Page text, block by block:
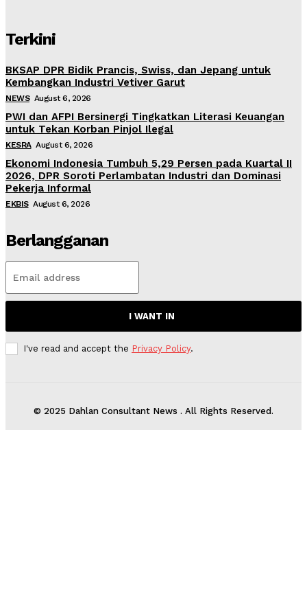
Terkini
BKSAP DPR Bidik Prancis, Swiss, dan Jepang untuk
Kembangkan Industri Vetiver Garut
NEWS August 6, 2026
PWI dan AFPI Bersinergi Tingkatkan Literasi Keuangan
untuk Tekan Korban Pinjol Ilegal
KESRA August 6, 2026
Ekonomi Indonesia Tumbuh 5,29 Persen pada Kuartal II
2026, DPR Soroti Perlambatan Industri dan Dominasi
Pekerja Informal
EKBIS August 6, 2026
Berlangganan
I WANT IN
I've read and accept the Privacy Policy.
© 2025 Dahlan Consultant News . All Rights Reserved.